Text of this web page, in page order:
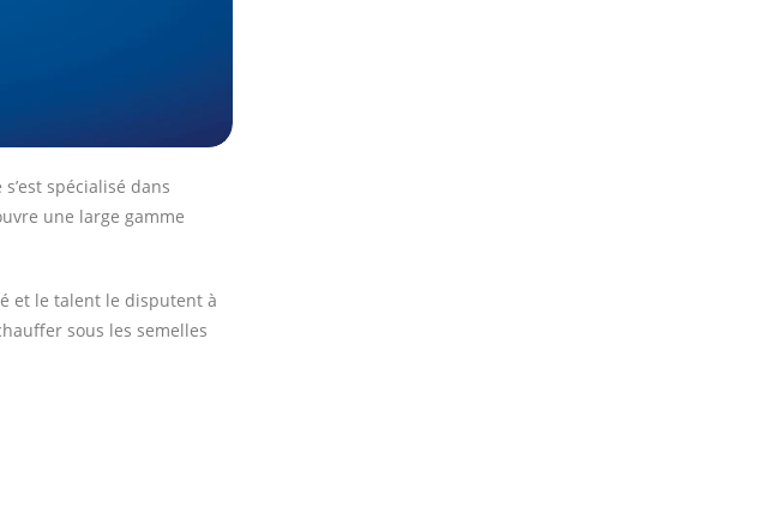
spécialisé dans
une large gamme
et le talent le disputent à
sous les semelles